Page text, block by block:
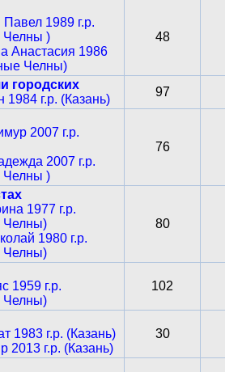
Павел 1989 г.р.
)
Анастасия 1986
Челны)
48
городских
1984 г.р. (Казань)
97
2007 г.р.
2007 г.р.
)
76
1977 г.р.
Челны)
1980 г.р.
Челны)
80
1959 г.р.
Челны)
102
1983 г.р. (Казань)
2013 г.р. (Казань)
30